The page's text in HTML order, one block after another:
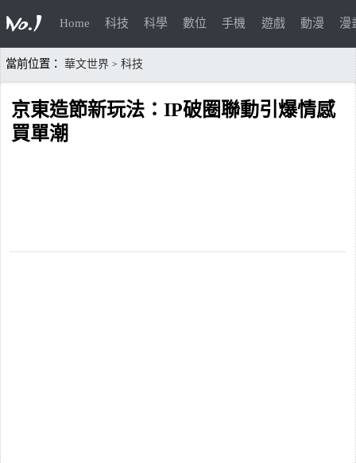
Home 科技 科學 數位 手機 遊戲 動漫 漫
當前位置： 華文世界 > 科技
京東造節新玩法：IP破圈聯動引爆情感
買單潮